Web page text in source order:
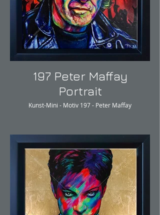
197 Peter Maffay
Portrait
Kunst-Mini - Motiv 197 - Peter Maffay